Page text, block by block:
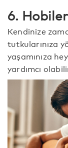
6.
Kendinize
tutkularınıza
yaşamınıza
yardımcı